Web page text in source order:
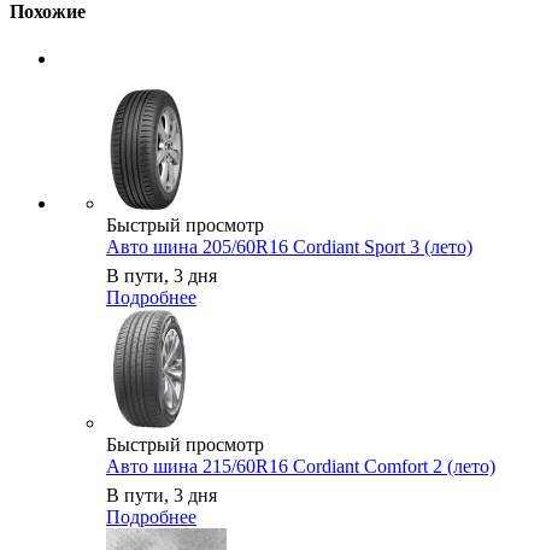
Похожие
Быстрый просмотр
Авто шина 205/60R16 Cordiant Sport 3 (лето)
В пути, 3 дня
Подробнее
Быстрый просмотр
Авто шина 215/60R16 Cordiant Comfort 2 (лето)
В пути, 3 дня
Подробнее